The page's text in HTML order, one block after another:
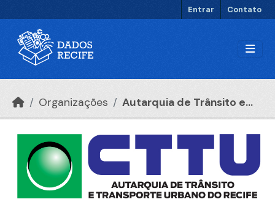
Entrar Contato
Organizações Autarquia de Trânsito e...